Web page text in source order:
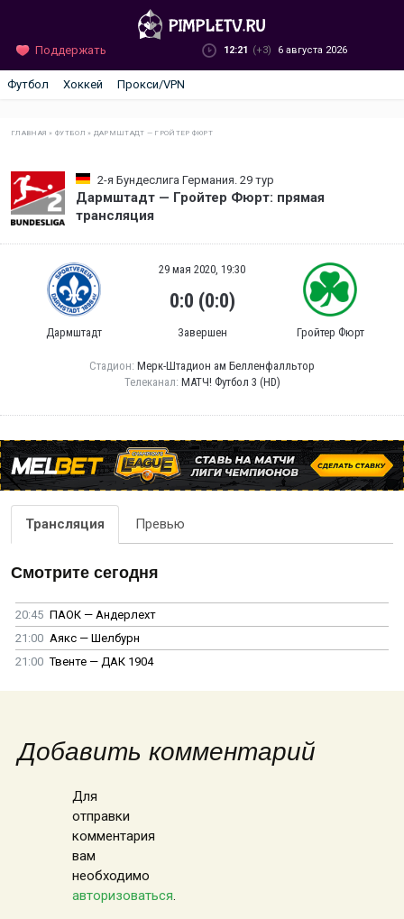
Поддержать 12:21 (+3) 6 августа 2026
Футбол Хоккей Прокси/VPN
ГЛАВНАЯ »ФУТБОЛ » ДАРМШТАДТ — ГРОЙТЕР ФЮРТ
2-я Бундеслига Германия. 29 тур
Дармштадт — Гройтер Фюрт: прямая
трансляция
Дармштадт
29 мая 2020, 19:30
0:0 (0:0)
Завершен Гройтер Фюрт
Стадион: Мерк-Штадион ам Белленфалльтор
Телеканал: МАТЧ! Футбол 3 (HD)
Трансляция Превью
Смотрите сегодня
20:45 ПАОК — Андерлехт
21:00 Аякс — Шелбурн
21:00 Твенте — ДАК 1904
Добавить комментарий
Для
отправки
комментария
вам
необходимо
авторизоваться.